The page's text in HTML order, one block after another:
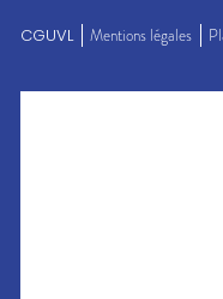
CGUVL Mentions légales